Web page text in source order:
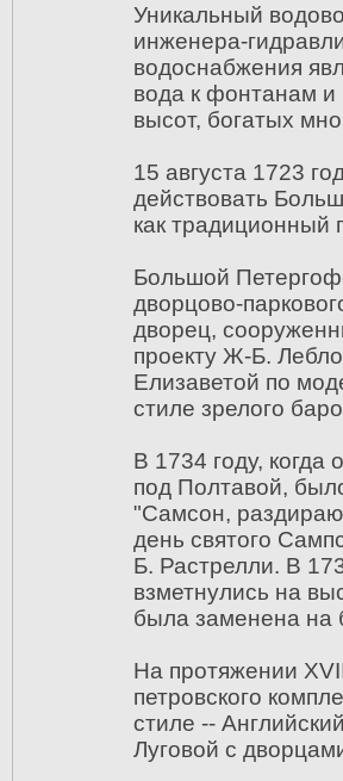
Уникальный
инженера-
водоснабжения
вода к фонтанам и
высот, богатых
15 августа 1723
действовать
как традиционный
Большой
дворцово-
дворец,
проекту Ж-Б.
Елизаветой по
стиле зрелого
В 1734 году, когда
под Полтавой,
"Самсон,
день святого
Б. Растрелли. В
взметнулись на
была заменена на
На протяжении
петровского
стиле --
Луговой с